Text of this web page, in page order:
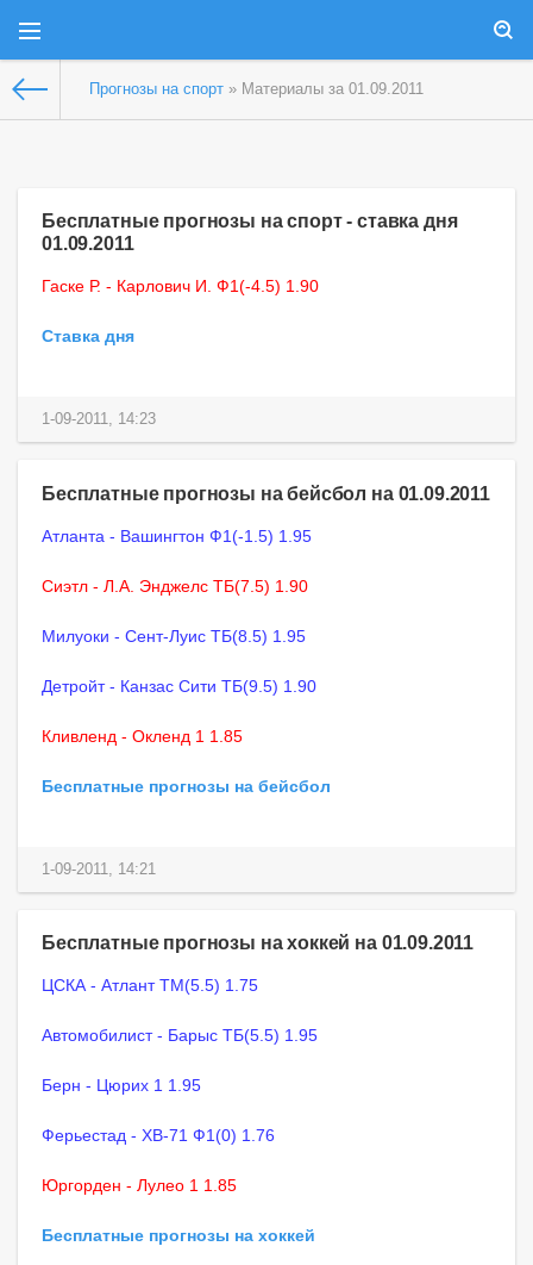
Прогнозы на спорт » Материалы за 01.09.2011
Бесплатные прогнозы на спорт - ставка дня
01.09.2011
Гаске Р. - Карлович И. Ф1(-4.5) 1.90
Ставка дня
1-09-2011, 14:23
Бесплатные прогнозы на бейсбол на 01.09.2011
Атланта - Вашингтон Ф1(-1.5) 1.95
Сиэтл - Л.А. Энджелс ТБ(7.5) 1.90
Милуоки - Сент-Луис ТБ(8.5) 1.95
Детройт - Канзас Сити ТБ(9.5) 1.90
Кливленд - Окленд 1 1.85
Бесплатные прогнозы на бейсбол
1-09-2011, 14:21
Бесплатные прогнозы на хоккей на 01.09.2011
ЦСКА - Атлант ТМ(5.5) 1.75
Автомобилист - Барыс ТБ(5.5) 1.95
Берн - Цюрих 1 1.95
Ферьестад - ХВ-71 Ф1(0) 1.76
Юргорден - Лулео 1 1.85
Бесплатные прогнозы на хоккей